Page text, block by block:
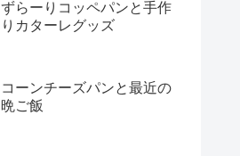
ずらーりコッペパンと手作
りカターレグッズ
コーンチーズパンと最近の
晩ご飯